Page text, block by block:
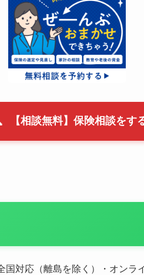
【相談無料】保険相談をす
対応（離島を除く）・オン